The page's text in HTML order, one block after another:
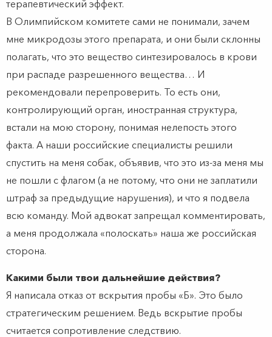
терапевтический эффект.
В Олимпийском комитете сами не понимали, зачем
мне микродозы этого препарата, и они были склонны
полагать, что это вещество синтезировалось в крови
при распаде разрешенного вещества… И
рекомендовали перепроверить. То есть они,
контролирующий орган, иностранная структура,
встали на мою сторону, понимая нелепость этого
факта. А наши российские специалисты решили
спустить на меня собак, объявив, что это из-за меня мы
не пошли с флагом (а не потому, что они не заплатили
штраф за предыдущие нарушения), и что я подвела
всю команду. Мой адвокат запрещал комментировать,
а меня продолжала «полоскать» наша же российская
сторона.
Какими были твои дальнейшие действия?
Я написала отказ от вскрытия пробы «Б». Это было
стратегическим решением. Ведь вскрытие пробы
считается сопротивление следствию.